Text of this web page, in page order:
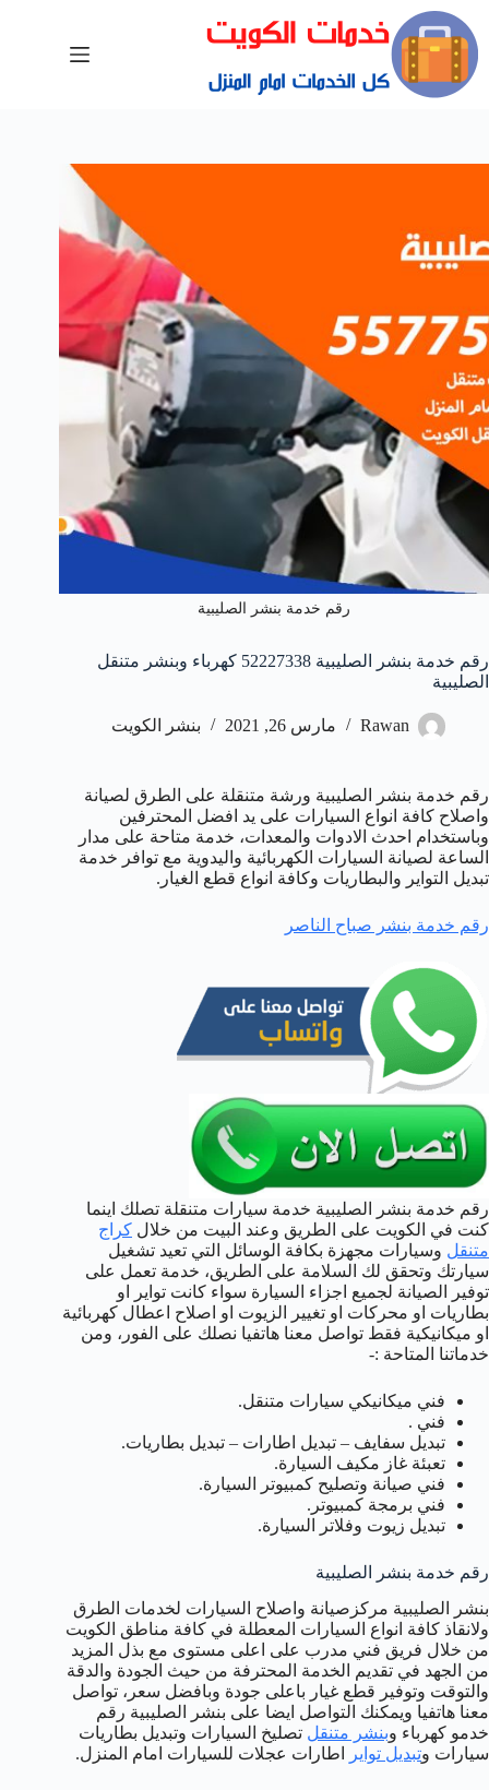
رقم خدمة بنشر الصليبية
رقم خدمة بنشر الصليبية 52227338 كهرباء وبنشر متنقل
الصليبية
Rawan مارس 26, 2021 بنشر الكويت
رقم خدمة بنشر الصليبية ورشة متنقلة على الطرق لصيانة
واصلاح كافة انواع السيارات على يد افضل المحترفين
وباستخدام احدث الادوات والمعدات، خدمة متاحة على مدار
الساعة لصيانة السيارات الكهربائية واليدوية مع توافر خدمة
تبديل التواير والبطاريات وكافة انواع قطع الغيار.
رقم خدمة بنشر صباح الناصر
رقم خدمة بنشر الصليبية خدمة سيارات متنقلة تصلك اينما
كنت في الكويت على الطريق وعند البيت من خلال كراج
متنقل وسيارات مجهزة بكافة الوسائل التي تعيد تشغيل
سيارتك وتحقق لك السلامة على الطريق، خدمة تعمل على
توفير الصيانة لجميع اجزاء السيارة سواء كانت تواير او
بطاريات او محركات او تغيير الزيوت او اصلاح اعطال كهربائية
او ميكانيكية فقط تواصل معنا هاتفيا نصلك على الفور، ومن
خدماتنا المتاحة :-
فني ميكانيكي سيارات متنقل.
فني .
تبديل سفايف – تبديل اطارات – تبديل بطاريات.
تعبئة غاز مكيف السيارة.
فني صيانة وتصليح كمبيوتر السيارة.
فني برمجة كمبيوتر.
تبديل زيوت وفلاتر السيارة.
رقم خدمة بنشر الصليبية
بنشر الصليبية مركزصيانة واصلاح السيارات لخدمات الطرق
ولانقاذ كافة انواع السيارات المعطلة في كافة مناطق الكويت
من خلال فريق فني مدرب على اعلى مستوى مع بذل المزيد
من الجهد في تقديم الخدمة المحترفة من حيث الجودة والدقة
والتوقت وتوفير قطع غيار باعلى جودة وبافضل سعر، تواصل
معنا هاتفيا ويمكنك التواصل ايضا على بنشر الصليبية رقم
خدمو كهرباء وبنشر متنقل تصليخ السيارات وتبديل بطاريات
سيارات وتبديل تواير اطارات عجلات للسيارات امام المنزل.